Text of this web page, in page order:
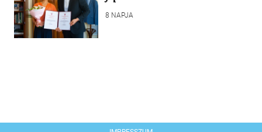
8 NAPJA